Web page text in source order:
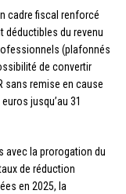
cadre fiscal renforcé
déductibles du revenu
(plafonnés
de convertir
sans remise en cause
jusqu’au 31
avec la prorogation du
de réduction
en 2025, la